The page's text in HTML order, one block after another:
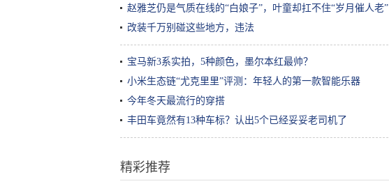
赵雅芝仍是气质在线的“白娘子”，叶童却扛不住“岁月催人老”
改装千万别碰这些地方，违法
宝马新3系实拍，5种颜色，墨尔本红最帅？
小米生态链“尤克里里”评测：年轻人的第一款智能乐器
今年冬天最流行的穿搭
丰田车竟然有13种车标？认出5个已经妥妥老司机了
精彩推荐